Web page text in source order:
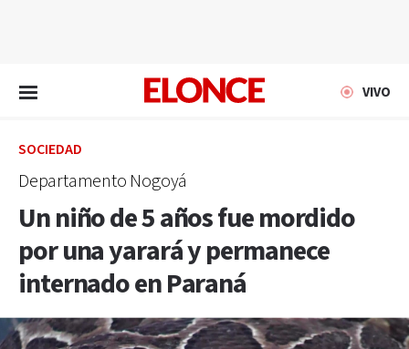
VIVO
SOCIEDAD
Departamento Nogoyá
Un niño de 5 años fue mordido
por una yarará y permanece
internado en Paraná